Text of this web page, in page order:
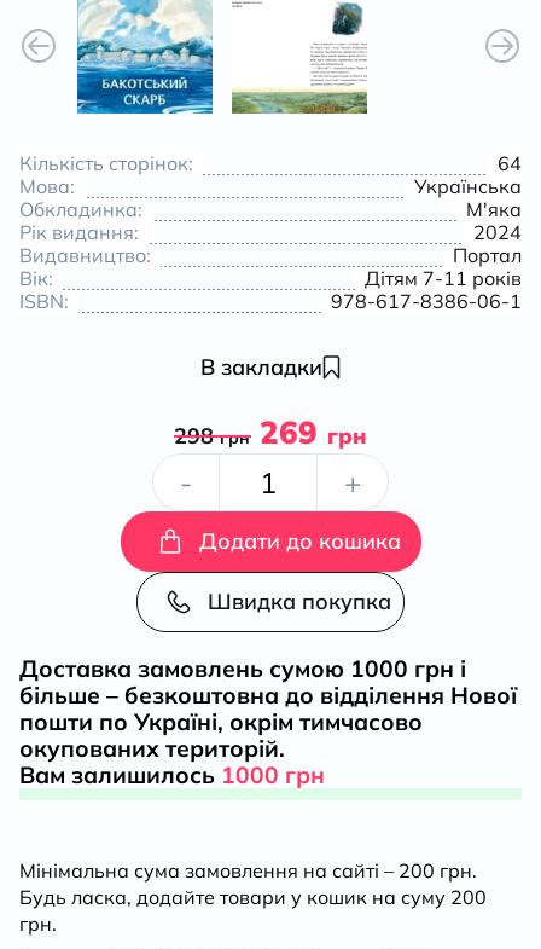
Кількість сторінок:
64
Мова:
Українська
Обкладинка:
М'яка
Рік видання:
2024
Видавництво:
Портал
Вік:
Дітям 7-11 років
ISBN:
978-617-8386-06-1
В закладки
298грн 269 грн
-
Бакотський
скарб
кількість
+
Додати до кошика
Швидка покупка
Доставка замовлень сумою 1000 грн і
більше – безкоштовна до відділення Нової
пошти по Україні, окрім тимчасово
окупованих територій.
Вам залишилось 1000 грн
Мінімальна сума замовлення на сайті – 200 грн.
Будь ласка, додайте товари у кошик на суму 200
грн.